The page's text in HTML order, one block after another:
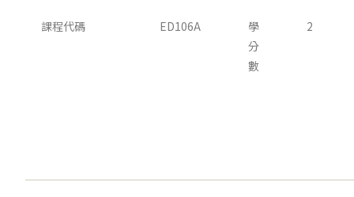
課程代碼 ED106A
學
分
數
2